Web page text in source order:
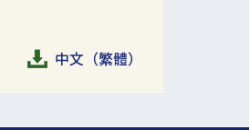
中文（繁體）